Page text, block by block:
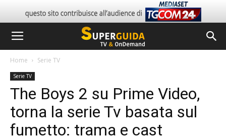
Home Serie TV
Serie TV
The Boys 2 su Prime Video,
torna la serie Tv basata sul
fumetto: trama e cast